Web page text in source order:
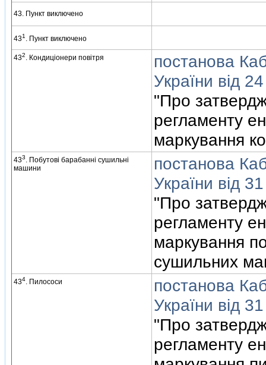
43. Пункт виключено
431 . Пункт виключено
432. Кондицiонери повiтря
постанова
України вiд
"Про
регламенту
маркування
433. Побутовi барабаннi сушильнi
машини
постанова
України вiд
"Про
регламенту
маркування
сушильних
434. Пилососи
постанова
України вiд
"Про
регламенту